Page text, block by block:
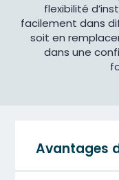
flexibilité
facilement dans
soit en
dans une
Avantages